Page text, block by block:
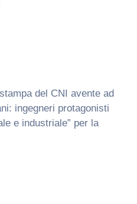
del CNI avente ad
ingegneri protagonisti
e industriale” per la